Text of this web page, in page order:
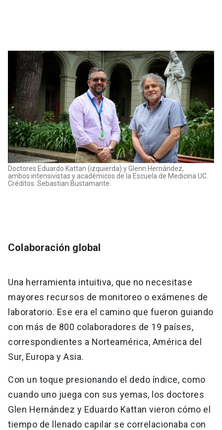
Doctores Eduardo Kattan (izquierda) y Glenn Hernández,
ambos intensivistas y académicos de la Escuela de Medicina UC.
Créditos: Sebastian Bustamante.
Colaboración global
Una herramienta intuitiva, que no necesitase
mayores recursos de monitoreo o exámenes de
laboratorio. Ese era el camino que fueron guiando
con más de 800 colaboradores de 19 países,
correspondientes a Norteamérica, América del
Sur, Europa y Asia.
Con un toque presionando el dedo índice, como
cuando uno juega con sus yemas, los doctores
Glen Hernández y Eduardo Kattan vieron cómo el
tiempo de llenado capilar se correlacionaba con